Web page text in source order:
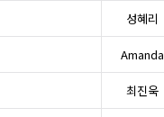
성혜리
Amanda
최진욱